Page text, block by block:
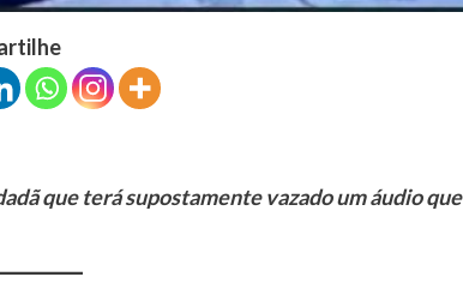
que terá supostamente vazado um áudio que